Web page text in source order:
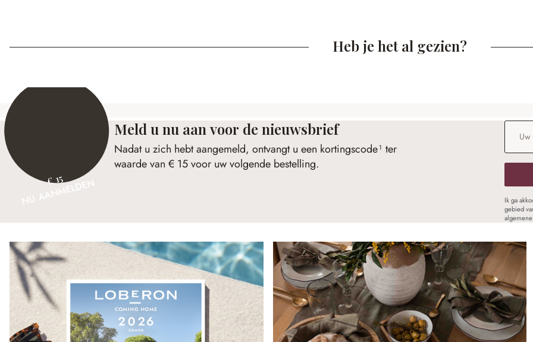
Heb je het al gezien?
€ 15
NU AANMELDEN
Meld u nu aan voor de nieuwsbrief
Nadat u zich hebt aangemeld, ontvangt u een kortingscode¹ ter
waarde van € 15 voor uw volgende bestelling.
E-
Ik ga
gebied